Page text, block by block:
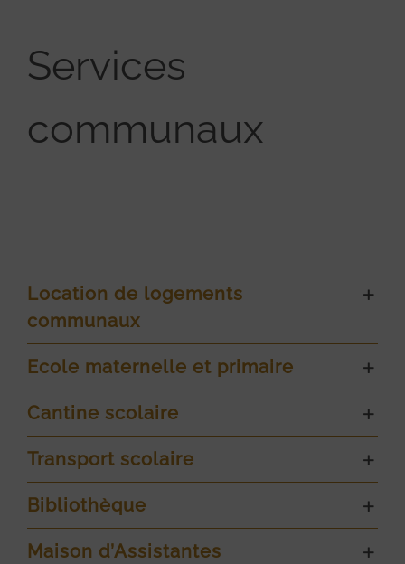
Services
communaux
Location de logements
communaux
Ecole maternelle et primaire
Cantine scolaire
Transport scolaire
Bibliothèque
Maison d’Assistantes